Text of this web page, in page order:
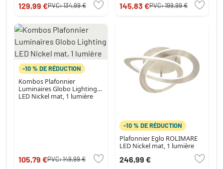
129,99 €PVC:134,99 € 145,83 €PVC:199,99 €
-10 % DE RÉDUCTION
Kombos Plafonnier
Luminaires Globo Lighting
LED Nickel mat, 1 lumière
105,79 €PVC:149,99 €
-10 % DE RÉDUCTION
Plafonnier Eglo ROLIMARE
LED Nickel mat, 1 lumière
246,99 €